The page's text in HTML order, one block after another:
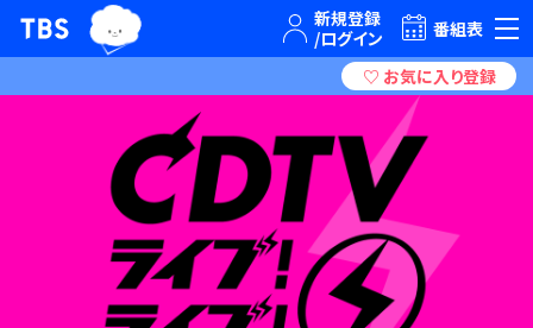
TBSテレビ｜ときめくときを。 番組表